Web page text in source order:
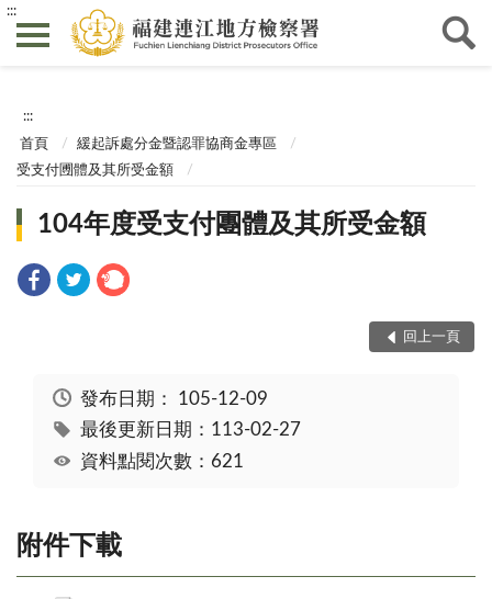
:::
:::
首頁
緩起訴處分金暨認罪協商金專區
受支付圑體及其所受金額
104年度受支付團體及其所受金額
回上一頁
發布日期： 105-12-09
最後更新日期：113-02-27
資料點閱次數：621
附件下載